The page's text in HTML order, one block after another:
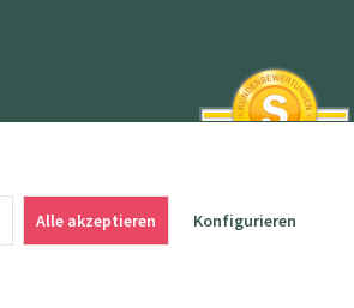
Alle akzeptieren Konfigurieren
aus 145 Bewertungen